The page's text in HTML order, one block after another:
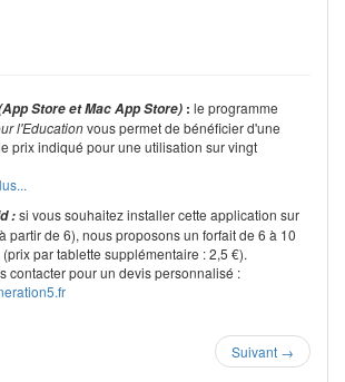
Store et Mac App Store) : le programme
l'Educationvous permet de bénéficier d'une
prix indiqué pour une utilisation sur vingt
:si vous souhaitez installer cette application sur
partir de 6), nous proposons un forfait de 6 à 10
par tablette supplémentaire : 2,5 €).
contacter pour un devis personnalisé :
Suivant →